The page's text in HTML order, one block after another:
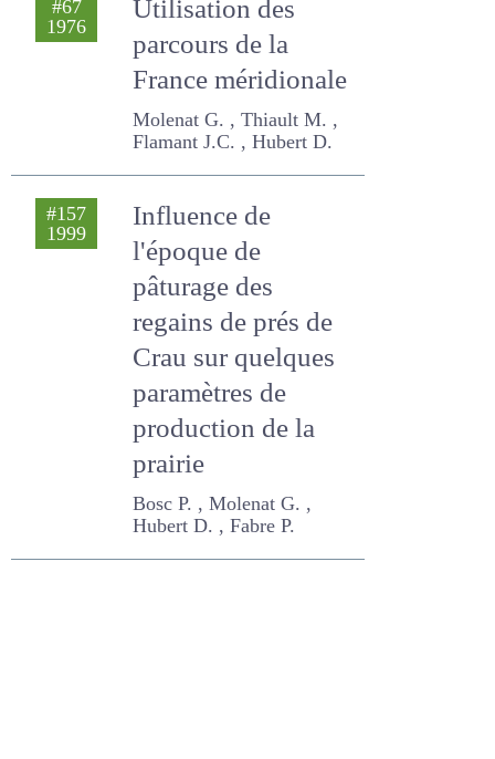
#67
Utilisation des
parcours de la
France méridionale
Molenat G. , Thiault M. ,
Flamant J.C. , Hubert D.
#157
Influence de
l'époque de
pâturage des
regains de prés de
Crau sur quelques
paramètres de
production de la
prairie
Bosc P. , Molenat G. ,
Hubert D. , Fabre P.